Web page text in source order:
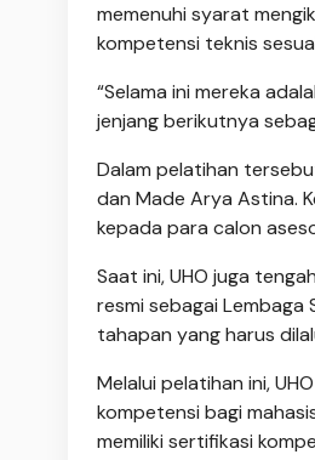
memenuhi syarat
kompetensi teknis
“Selama ini mereka
jenjang berikutnya
Dalam pelatihan
dan Made Arya Astina.
kepada para calon
Saat ini, UHO juga
resmi sebagai
tahapan yang harus
Melalui pelatihan ini,
kompetensi bagi
memiliki sertifikasi